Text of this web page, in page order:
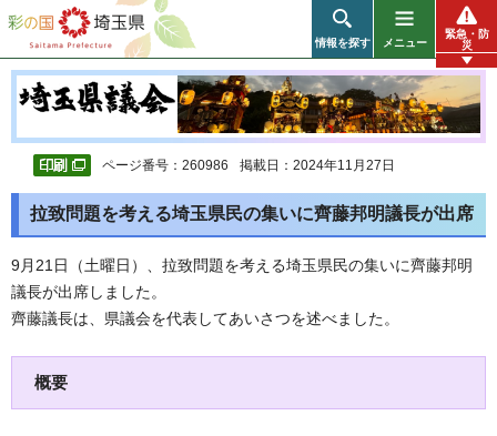
彩の国 埼玉県
情報を探す メニュー
緊急・防
災
ページ番号：260986 掲載日：2024年11月27日
拉致問題を考える埼玉県民の集いに齊藤邦明議長が出席
9月21日（土曜日）、拉致問題を考える埼玉県民の集いに齊藤邦明
議長が出席しました。
齊藤議長は、県議会を代表してあいさつを述べました。
概要